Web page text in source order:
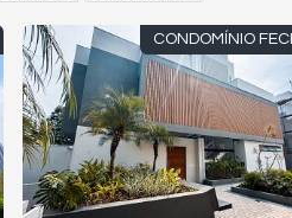
CONDOMÍNIO